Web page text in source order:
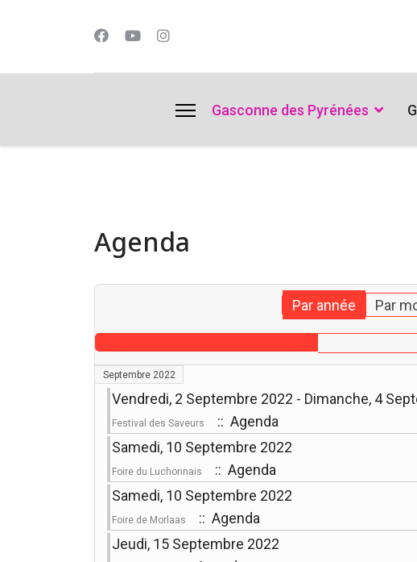
Gasconne des Pyrénées
Agenda
Par année Par
Septembre 2022
Vendredi, 2 Septembre 2022 - Dimanche, 4
Festival des Saveurs
:: Agenda
Samedi, 10 Septembre 2022
Foire du Luchonnais
:: Agenda
Samedi, 10 Septembre 2022
Foire de Morlaas
:: Agenda
Jeudi, 15 Septembre 2022